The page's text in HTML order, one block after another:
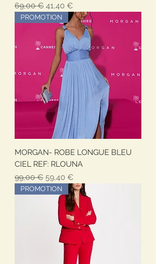
Обычная цена
69,00 € Цена со скидкой
41,40 €
PROMOTION
MORGAN- ROBE LONGUE BLEU
CIEL REF: RLOUNA
Обычная цена
99,00 € Цена со скидкой
59,40 €
PROMOTION